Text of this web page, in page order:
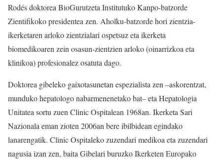
Rodés doktorea BioGurutzeta Institutuko Kanpo-batzorde
Zientifikoko presidentea zen. Aholku-batzorde hori zientzia-
ikerketaren arloko zientzialari ospetsuz eta ikerketa
biomedikoaren zein osasun-zientzien arloko (oinarrizkoa eta
klinikoa) profesionalez osatuta dago.
Doktorea gibeleko gaixotasunetan espezialista zen –askorentzat,
munduko hepatologo nabarmenenetako bat– eta Hepatologia
Unitatea sortu zuen Clinic Ospitalean 1968an. Ikerketa Sari
Nazionala eman zioten 2006an bere ibilbidean egindako
lanarengatik. Clinic Ospitaleko zuzendari medikoa eta zuzendari
nagusia izan zen, baita Gibelari buruzko Ikerketen Europako